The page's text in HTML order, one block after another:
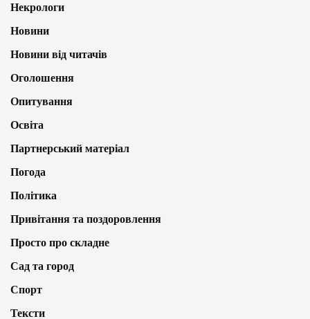
Некрологи
Новини
Новини від читачів
Оголошення
Опитування
Освіта
Партнерський матеріал
Погода
Політика
Привітання та поздоровлення
Просто про складне
Сад та город
Спорт
Тексти